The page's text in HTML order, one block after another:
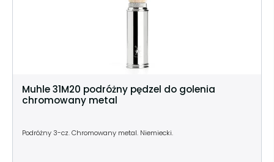
Muhle 31M20 podróżny pędzel do golenia
chromowany metal
Podróżny 3-cz. Chromowany metal. Niemiecki.